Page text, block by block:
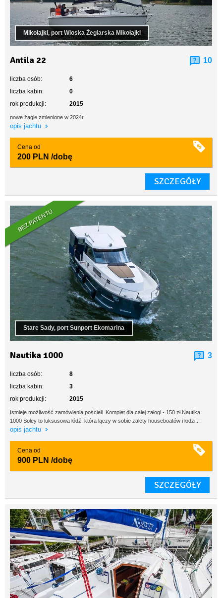
Mikołajki, port Wioska Żeglarska Mikołajki
Antila 22 10
liczba osób:
6
liczba kabin:
0
rok produkcji:
2015
nowe żagle zmienione w 2024r
opis jachtu
Cena od
200 PLN /dobę
SZCZEGÓŁY
BEZ PATENTU
Stare Sady, port Sunport Ekomarina
Nautika 1000 3
liczba osób:
8
liczba kabin:
3
rok produkcji:
2015
Istnieje możliwość zamówienia pościeli. Komplet dla całej załogi - 150 zł.Nautika
1000 Soley to luksusowa łódź, która łączy w sobie zalety houseboatów i łodzi...
opis jachtu
Cena od
900 PLN /dobę
SZCZEGÓŁY